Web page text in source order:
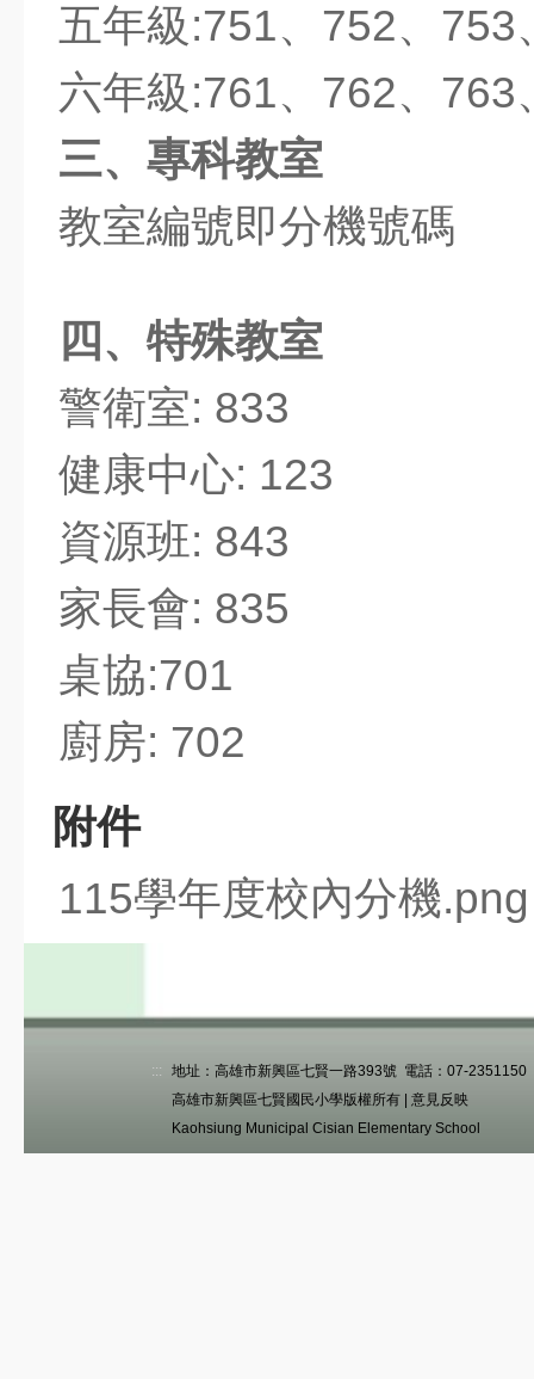
五年級:751、752、753
六年級:761、762、763
三、專科教室
教室編號即分機號碼
四、特殊教室
警衛室: 833
健康中心: 123
資源班: 843
家長會: 835
桌協:701
廚房: 702
附件
115學年度校內分機.png
:::
地址：高雄市新興區七賢一路393號 電話：07-
高雄市新興區七賢國民小學版權所有 | 意見反映
Kaohsiung Municipal Cisian Elementary School